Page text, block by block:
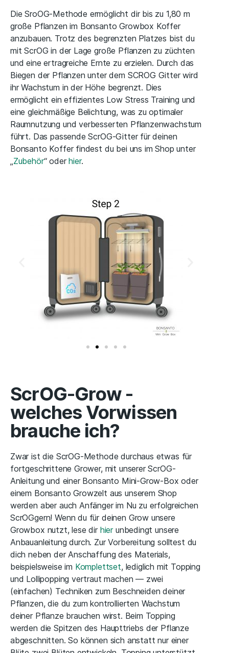
Die SroOG-Methode ermöglicht dir bis zu 1,80 m
große Pflanzen im Bonsanto Growbox Koffer
anzubauen. Trotz des begrenzten Platzes bist du
mit ScrOG in der Lage große Pflanzen zu züchten
und eine ertragreiche Ernte zu erzielen. Durch das
Biegen der Pflanzen unter dem SCROG Gitter wird
ihr Wachstum in der Höhe begrenzt. Dies
ermöglicht ein effizientes Low Stress Training und
eine gleichmäßige Belichtung, was zu optimaler
Raumnutzung und verbesserten Pflanzenwachstum
führt. Das passende ScrOG-Gitter für deinen
Bonsanto Koffer findest du bei uns im Shop unter
Zubehör“ oderhier.
ScrOG-Grow -
welches Vorwissen
brauche ich?
Zwar ist die ScrOG-Methode durchaus etwas für
fortgeschrittene Grower, mit unserer ScrOG-
Anleitung und einer Bonsanto Mini-Grow-Box oder
einem Bonsanto Growzelt aus unserem Shop
werden aber auch Anfänger im Nu zu erfolgreichen
ScrOGgern! Wenn du für deinen Grow unsere
Growbox nutzt, lese dir hier unbedingt unsere
Anbauanleitung durch. Zur Vorbereitung solltest du
dich neben der Anschaffung des Materials,
beispielsweise im Komplettset, lediglich mit Topping
und Lollipopping vertraut machen — zwei
(einfachen) Techniken zum Beschneiden deiner
Pflanzen, die du zum kontrollierten Wachstum
deiner Pflanze brauchen wirst. Beim Topping
werden die Spitzen des Haupttriebs der Pflanze
abgeschnitten. So können sich anstatt nur einer